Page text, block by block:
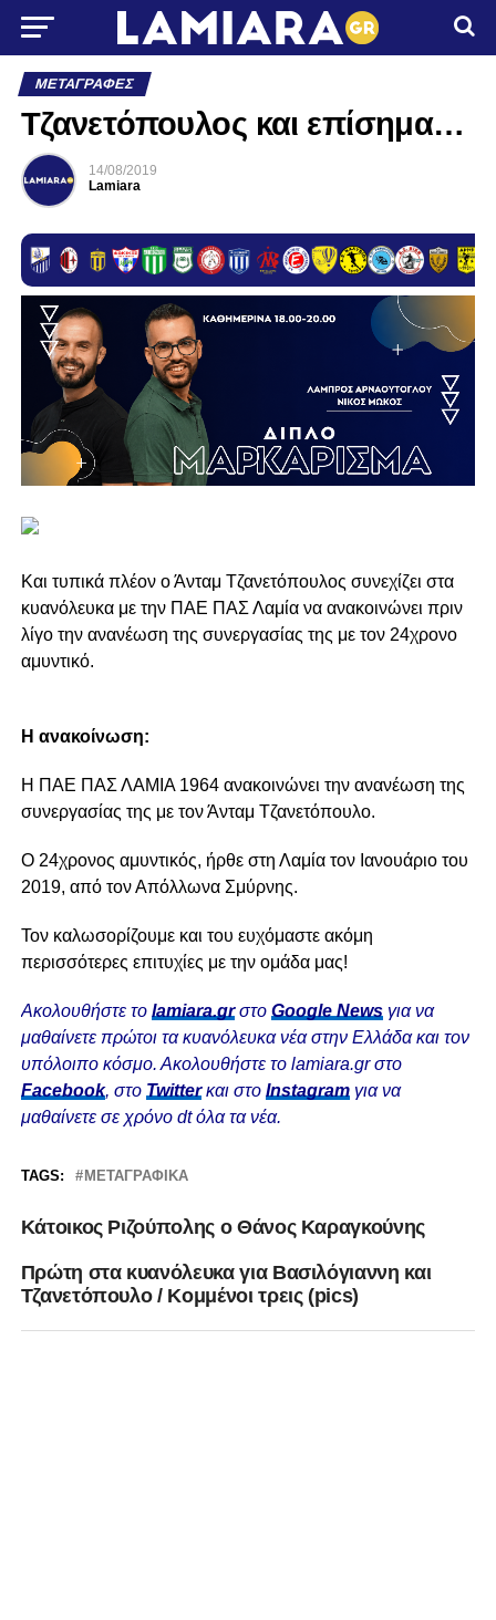
ΜΕΤΑΓΡΑΦΈΣ
Τζανετόπουλος και επίσημα…
14/08/2019
Lamiara
Και τυπικά πλέον ο Άνταμ Τζανετόπουλος συνεχίζει στα
κυανόλευκα με την ΠΑΕ ΠΑΣ Λαμία να ανακοινώνει πριν
λίγο την ανανέωση της συνεργασίας της με τον 24χρονο
αμυντικό.
Η ανακοίνωση:
Η ΠΑΕ ΠΑΣ ΛΑΜΙΑ 1964 ανακοινώνει την ανανέωση της
συνεργασίας της με τον Άνταμ Τζανετόπουλο.
Ο 24χρονος αμυντικός, ήρθε στη Λαμία τον Ιανουάριο του
2019, από τον Απόλλωνα Σμύρνης.
Τον καλωσορίζουμε και του ευχόμαστε ακόμη
περισσότερες επιτυχίες με την ομάδα μας!
Ακολουθήστε το lamiara.grστο Google Newsγια να
μαθαίνετε πρώτοι τα κυανόλευκα νέα στην Ελλάδα και τον
υπόλοιπο κόσμο. Ακολουθήστε το lamiara.gr στο
Facebook, στο Twitterκαι στο Instagram για να
μαθαίνετε σε χρόνο dt όλα τα νέα.
TAGS: ΜΕΤΑΓΡΑΦΙΚΆ
Κάτοικος Ριζούπολης ο Θάνος Καραγκούνης
Πρώτη στα κυανόλευκα για Βασιλόγιαννη και
Τζανετόπουλο / Κομμένοι τρεις (pics)